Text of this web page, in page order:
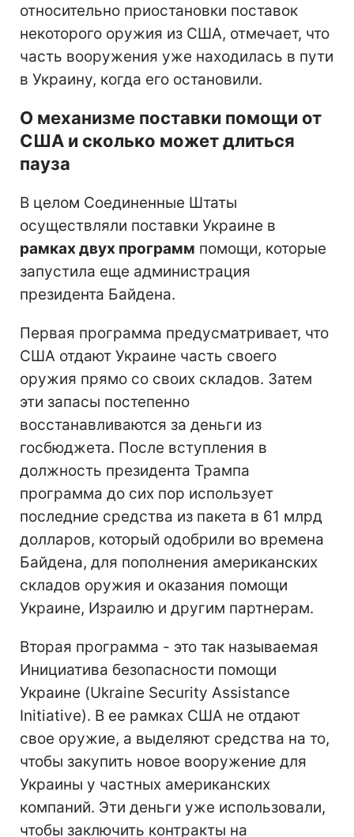
относительно приостановки поставок
некоторого оружия из США, отмечает, что
часть вооружения уже находилась в пути
в Украину, когда его остановили.
О механизме поставки помощи от
США и сколько может длиться
пауза
В целом Соединенные Штаты
осуществляли поставки Украине в
рамках двух программ помощи, которые
запустила еще администрация
президента Байдена.
Первая программа предусматривает, что
США отдают Украине часть своего
оружия прямо со своих складов. Затем
эти запасы постепенно
восстанавливаются за деньги из
госбюджета. После вступления в
должность президента Трампа
программа до сих пор использует
последние средства из пакета в 61 млрд
долларов, который одобрили во времена
Байдена, для пополнения американских
складов оружия и оказания помощи
Украине, Израилю и другим партнерам.
Вторая программа - это так называемая
Инициатива безопасности помощи
Украине (Ukraine Security Assistance
Initiative). В ее рамках США не отдают
свое оружие, а выделяют средства на то,
чтобы закупить новое вооружение для
Украины у частных американских
компаний. Эти деньги уже использовали,
чтобы заключить контракты на